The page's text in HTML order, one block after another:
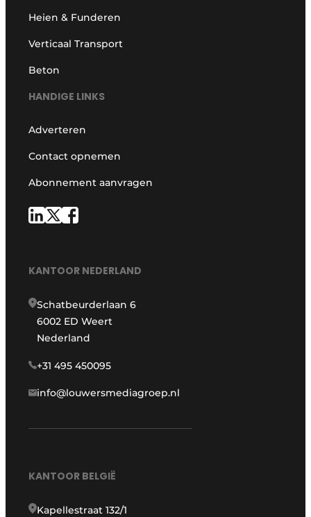
Heien & Funderen
Verticaal Transport
Beton
HANDIGE LINKS
Adverteren
Contact opnemen
Abonnement aanvragen
KANTOOR NEDERLAND
Schatbeurderlaan 6
6002 ED Weert
Nederland
+31 495 450095
info@louwersmediagroep.nl
KANTOOR BELGIË
Kapellestraat 132/1